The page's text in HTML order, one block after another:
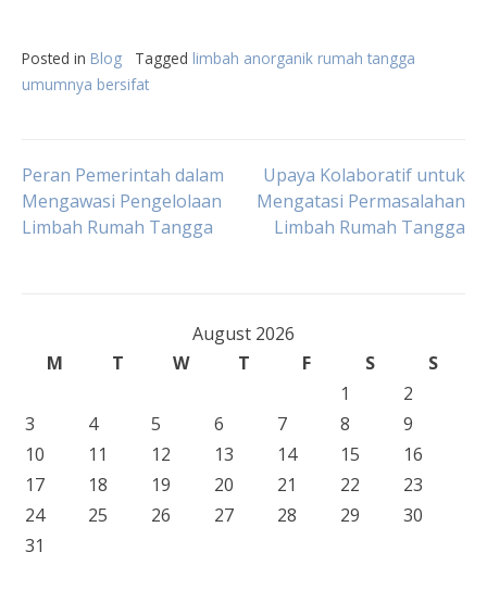
Posted in Blog Tagged limbah anorganik rumah tangga
umumnya bersifat
Post
navigation
Peran Pemerintah dalam
Mengawasi Pengelolaan
Limbah Rumah Tangga
Upaya Kolaboratif untuk
Mengatasi Permasalahan
Limbah Rumah Tangga
August 2026
M
T W T F S
S
1
2
3
4 5 6 7 8
9
10
11 12 13 14 15
16
17
18 19 20 21 22
23
24
25 26 27 28 29
30
31